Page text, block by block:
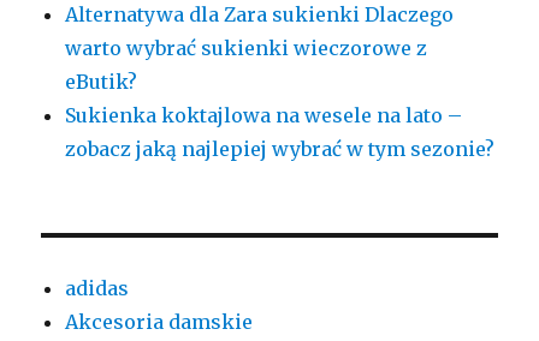
Alternatywa dla Zara sukienki Dlaczego
warto wybrać sukienki wieczorowe z
eButik?
Sukienka koktajlowa na wesele na lato –
zobacz jaką najlepiej wybrać w tym sezonie?
adidas
Akcesoria damskie